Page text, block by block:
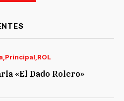
Principal ROL
«El Dado Rolero»